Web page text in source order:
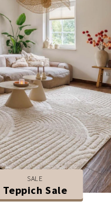
SALE
Teppich Sale